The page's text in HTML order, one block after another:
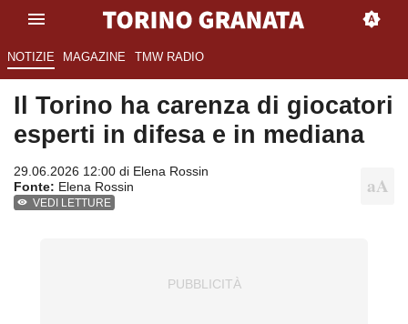
NOTIZIE MAGAZINE TMW RADIO
Il Torino ha carenza di giocatori
esperti in difesa e in mediana
29.06.2026 12:00 di Elena Rossin
Fonte: Elena Rossin
VEDI LETTURE